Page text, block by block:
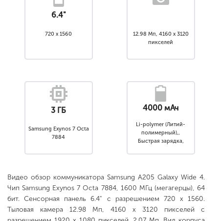
6.4"
720 x 1560
12.98 Мп, 4160 x 3120
пикселей
3 ГБ
Samsung Exynos 7 Octa
7884
4000 мАч
Li-polymer (Литий-
полимерный),,
Быстрая зарядка,
Видео обзор коммуникатора Samsung A205 Galaxy Wide 4.
Чип Samsung Exynos 7 Octa 7884, 1600 МГц (мегагерцы), 64
бит. Сенсорная панель 6.4" с разрешением 720 x 1560.
Тыловая камера 12.98 Мп, 4160 x 3120 пикселей с